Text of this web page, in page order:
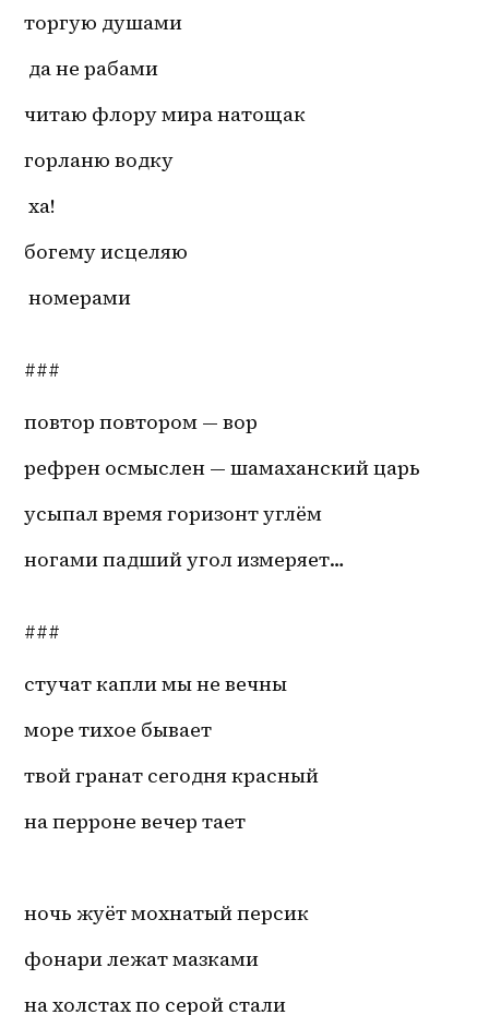
торгую душами
да не рабами
читаю флору мира натощак
горланю водку
ха!
богему исцеляю
номерами
###
повтор повтором — вор
рефрен осмыслен — шамаханский царь
усыпал время горизонт углём
ногами падший угол измеряет…
###
стучат капли мы не вечны
море тихое бывает
твой гранат сегодня красный
на перроне вечер тает
ночь жуёт мохнатый персик
фонари лежат мазками
на холстах по серой стали